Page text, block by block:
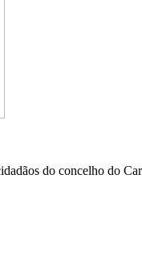
do concelho do